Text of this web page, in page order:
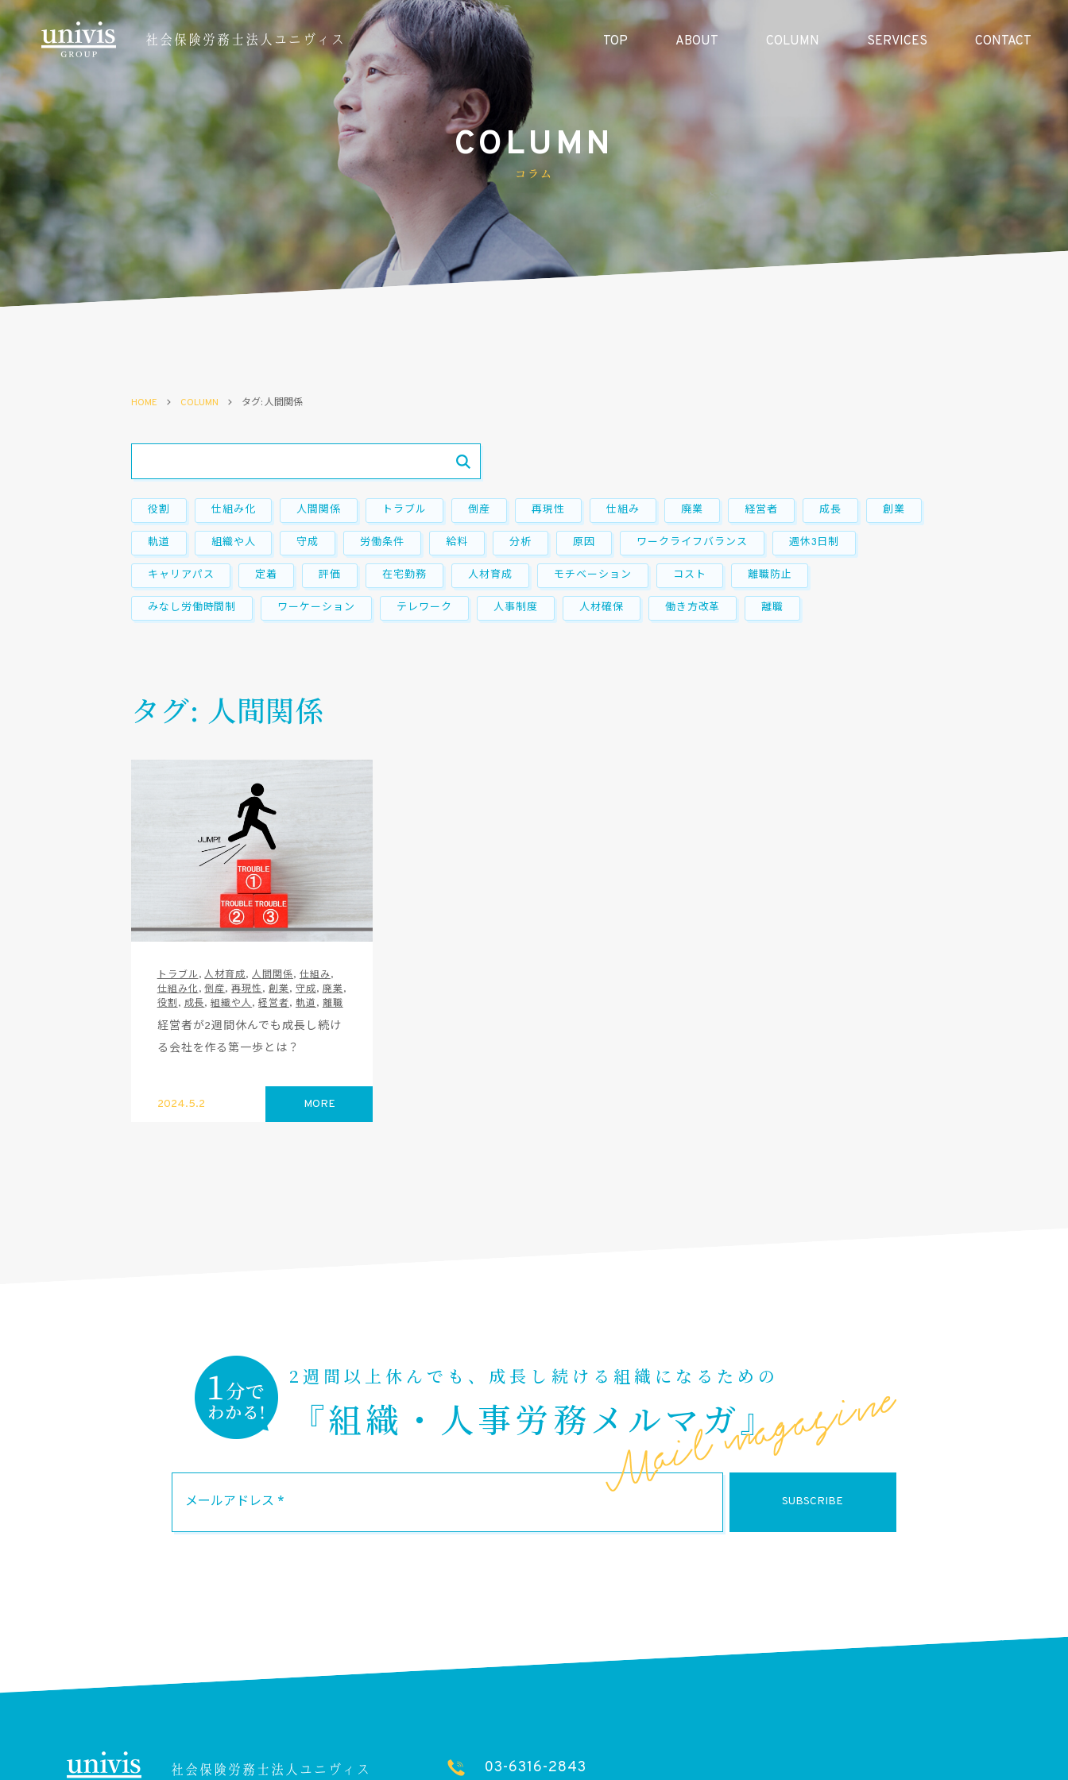
TOP ABOUT COLUMN SERVICES CONTACT
COLUMN
コラム
HOME COLUMN タグ: 人間関係
役割 仕組み化 人間関係 トラブル 倒産 再現性 仕組み 廃業 経営者 成長 創業
軌道 組織や人 守成 労働条件 給料 分析 原因 ワークライフバランス 週休3日制
キャリアパス 定着 評価 在宅勤務 人材育成 モチベーション コスト 離職防止
みなし労働時間制 ワーケーション テレワーク 人事制度 人材確保 働き方改革 離職
タグ: 人間関係
トラブル,人材育成,人間関係, 仕組み,
仕組み化,倒産,再現性,創業, 守成, 廃業,
役割, 成長,組織や人,経営者, 軌道, 離職
経営者が2週間休んでも成長し続け
る会社を作る第一歩とは？
2024.5.2 MORE
2週間以上休んでも、成長し続ける組織になるための
『組織・人事労務メルマガ』
03-6316-2843